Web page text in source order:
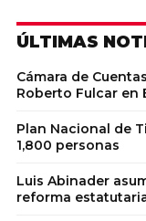
ÚLTIMAS
Cámara de
Roberto Fulcar en
Plan Nacional de
1,800 personas
Luis Abinader
reforma